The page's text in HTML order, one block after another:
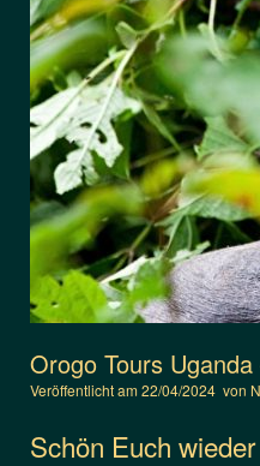
Orogo Tours
Veröffentlicht am22/04/2024 von
Schön Euch